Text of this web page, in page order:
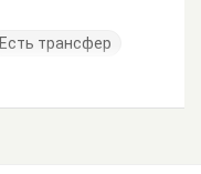
Есть трансфер